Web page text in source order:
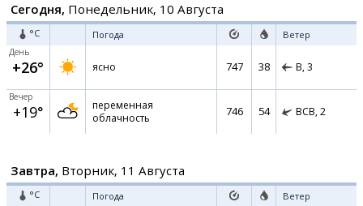
Сегодня, Понедельник, 10 Августа
°C Погода Ветер
День
+26° ясно 747 38 В, 3
Вечер
+19°
переменная
облачность
746 54 ВСВ, 2
Завтра, Вторник, 11 Августа
°C Погода Ветер